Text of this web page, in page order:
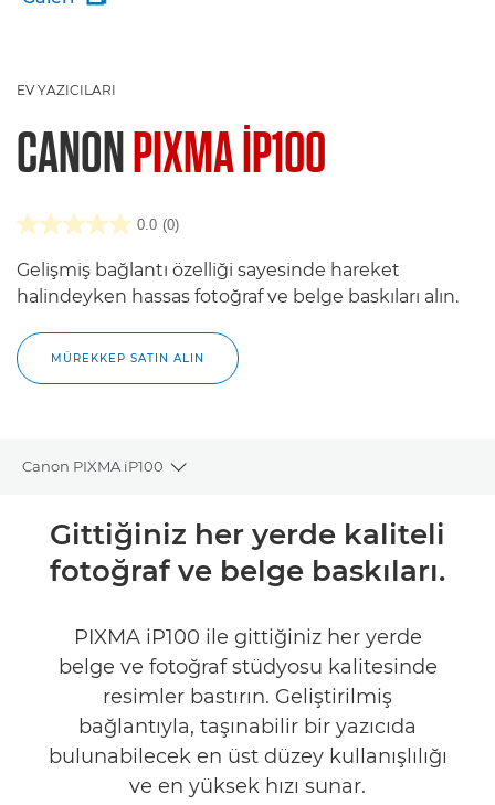
EV YAZICILARI
CANONPIXMA IP100
0.0 (0)
Gelişmiş bağlantı özelliği sayesinde hareket
halindeyken hassas fotoğraf ve belge baskıları alın.
MÜREKKEP SATIN ALIN
Canon PIXMA iP100
Toggle breadcrumbs
Genel Bakış
Teknik Özellikler
İncelemeler
MÜREKKEP SATIN ALIN
Gittiğiniz her yerde kaliteli
fotoğraf ve belge baskıları.
PIXMA iP100 ile gittiğiniz her yerde
belge ve fotoğraf stüdyosu kalitesinde
resimler bastırın. Geliştirilmiş
bağlantıyla, taşınabilir bir yazıcıda
bulunabilecek en üst düzey kullanışlılığı
ve en yüksek hızı sunar.